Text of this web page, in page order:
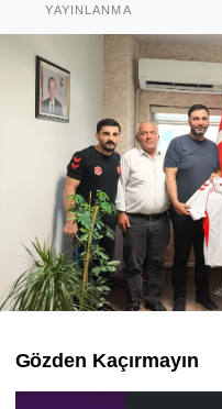
YAYINLANMA
Gözden Kaçırmayın